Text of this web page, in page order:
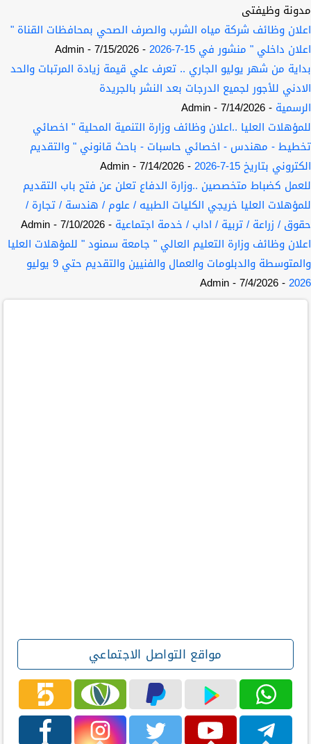
مدونة وظيفتى
اعلان وظائف شركة مياه الشرب والصرف الصحي بمحافظات القناة "
اعلان داخلي " منشور في 15-7-2026
- 7/15/2026
- Admin
بداية من شهر يوليو الجاري .. تعرف علي قيمة زيادة المرتبات والحد
الادني للأجور لجميع الدرجات بعد النشر بالجريدة
الرسمية - 7/14/2026
- Admin
للمؤهلات العليا ..اعلان وظائف وزارة التنمية المحلية " اخصائي
تخطيط - مهندس - اخصائي حاسبات - باحث قانوني " والتقديم
الكتروني بتاريخ 15-7-2026
- 7/14/2026
- Admin
للعمل كضباط متخصصين ..وزارة الدفاع تعلن عن فتح باب التقديم
للمؤهلات العليا خريجي الكليات الطبيه / علوم / هندسة / تجارة /
حقوق / زراعة / تربية / اداب / خدمة اجتماعية - 7/10/2026
- Admin
اعلان وظائف وزارة التعليم العالي " جامعة سمنود " للمؤهلات العليا
والمتوسطة والدبلومات والعمال والفنيين والتقديم حتي 9 يوليو
2026
- 7/4/2026
- Admin
مواقع التواصل الاجتماعي